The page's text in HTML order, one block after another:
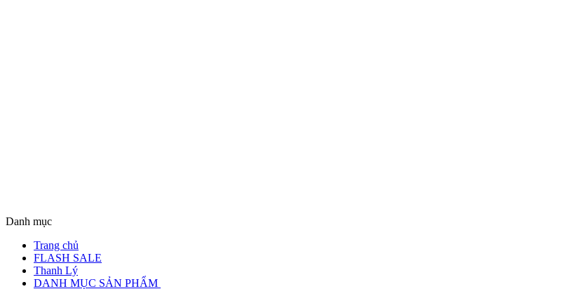
Danh mục
Trang chủ
FLASH SALE
Thanh Lý
DANH MỤC SẢN PHẨM